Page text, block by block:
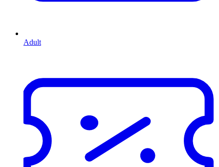
Adult